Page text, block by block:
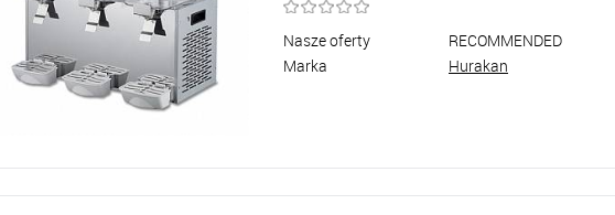
Nasze oferty
RECOMMENDED
Marka
Hurakan